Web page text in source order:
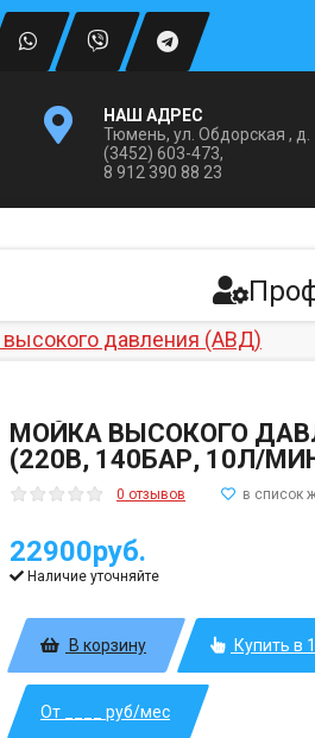
НАШ АДРЕС
Тюмень, ул. Обдорская ,
(3452) 603-473,
8 912 390 88 23
давления (АВД)
МОЙКА ВЫСОКОГО
(220В, 140БАР, 10Л/
0 отзывов
22900руб.
Наличие уточняйте
В корзину Купить в
От ____ руб/мес